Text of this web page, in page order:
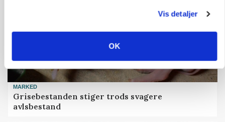
Vis detaljer
OK
MARKED
Grisebestanden stiger trods svagere
avlsbestand